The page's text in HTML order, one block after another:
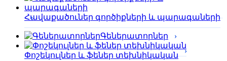
Հավաքածուներ գործիքների և պարագաների
Գեներատորներ
Փոշեկուլներ և ֆեներ տեխնիկական